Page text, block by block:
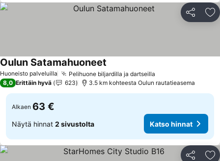
Jaa
Huoneisto palveluilla Pelihuone biljardilla ja dartseilla
Oulun Satamahuoneet
8,0 Erittäin hyvä 623 3.5 km kohteesta Oulun rautatieasema
Alkaen 63 €
Näytä hinnat 2 sivustolta Katso hinnat